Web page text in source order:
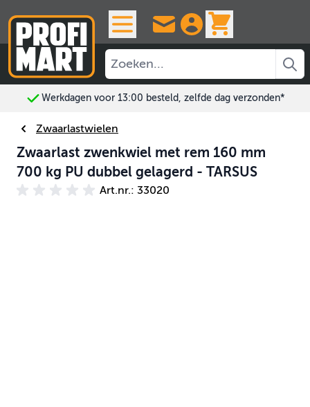
Werkdagen voor 13:00 besteld, zelfde dag verzonden*
Zwaarlastwielen
Zwaarlast zwenkwiel met rem 160 mm
700 kg PU dubbel gelagerd - TARSUS
Art.nr.: 33020